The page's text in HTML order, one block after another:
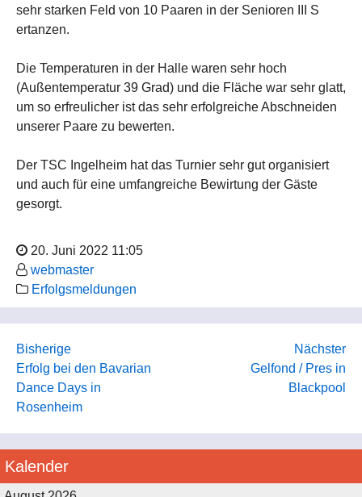
sehr starken Feld von 10 Paaren in der Senioren III S
ertanzen.
Die Temperaturen in der Halle waren sehr hoch
(Außentemperatur 39 Grad) und die Fläche war sehr glatt,
um so erfreulicher ist das sehr erfolgreiche Abschneiden
unserer Paare zu bewerten.
Der TSC Ingelheim hat das Turnier sehr gut organisiert
und auch für eine umfangreiche Bewirtung der Gäste
gesorgt.
20. Juni 2022 11:05
webmaster
Erfolgsmeldungen
Bisherige
Erfolg bei den Bavarian
Dance Days in
Rosenheim
Nächster
Gelfond / Pres in
Blackpool
Kalender